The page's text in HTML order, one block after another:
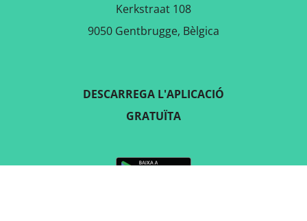
Kerkstraat 108
9050 Gentbrugge, Bèlgica
DESCARREGA L'APLICACIÓ
GRATUÏTA